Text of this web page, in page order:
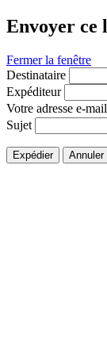
Envoyer ce
Fermer la fenêtre
Destinataire
Expéditeur
Votre adresse e-mail
Sujet
Expédier Annuler